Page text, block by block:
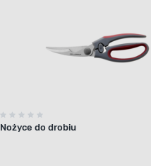
Nożyce do drobiu